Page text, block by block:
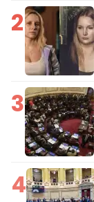
2
3
4